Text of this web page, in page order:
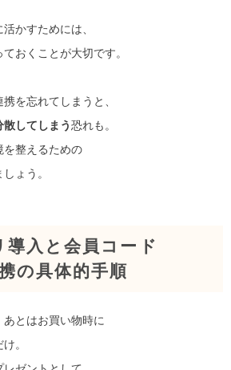
かすためには、
おくことが大切です。
を忘れてしまうと、
散してしまう恐れも。
を整えるための
ょう。
導入と会員コード
の具体的手順
とはお買い物時に
。